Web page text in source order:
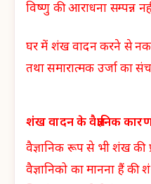
विष्णु की आराधना सम्पन्न
घर में शंख वादन करने से
तथा समारात्मक उर्जा का
शंख वादन के वैज्ञानिक
वैज्ञानिक रूप से भी शंख की
वैज्ञानिको का मानना हैं की